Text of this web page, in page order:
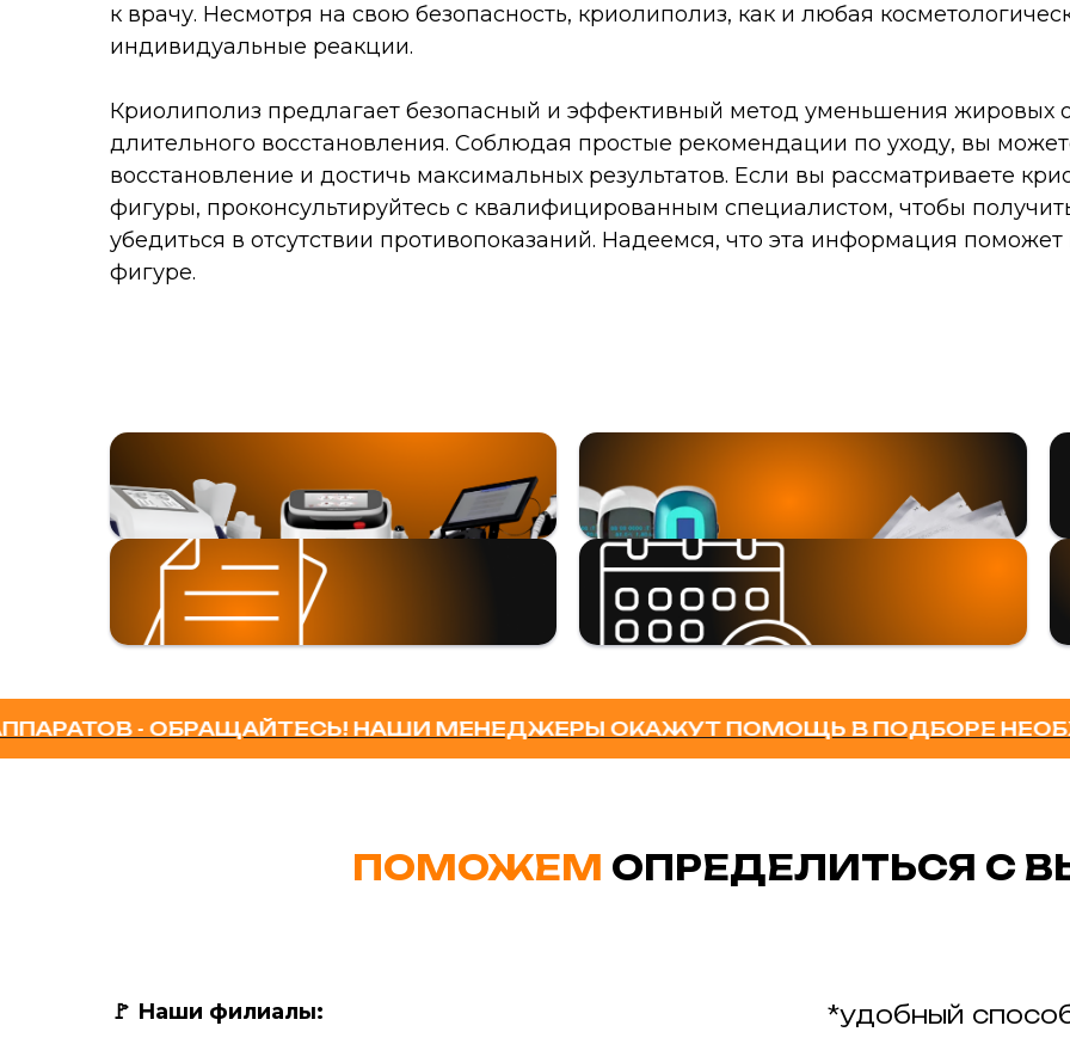
к врачу. Несмотря на свою безопасность, криолиполиз, как и любая
индивидуальные реакции.
Криолиполиз предлагает безопасный и эффективный метод уменьшения жировых
длительного восстановления. Соблюдая простые рекомендации по уходу, вы
восстановление и достичь максимальных результатов. Если вы рассматриваете
фигуры, проконсультируйтесь с квалифицированным специалистом, чтобы
убедиться в отсутствии противопоказаний. Надеемся, что эта информация
фигуре.
- ОБРАЩАЙТЕСЬ! НАШИ МЕНЕДЖЕРЫ ОКАЖУТ ПОМОЩЬ В ПОДБОРЕ
ПОМОЖЕМ ОПРЕДЕЛИТЬСЯ С
🚩 Наши филиалы: *удобный